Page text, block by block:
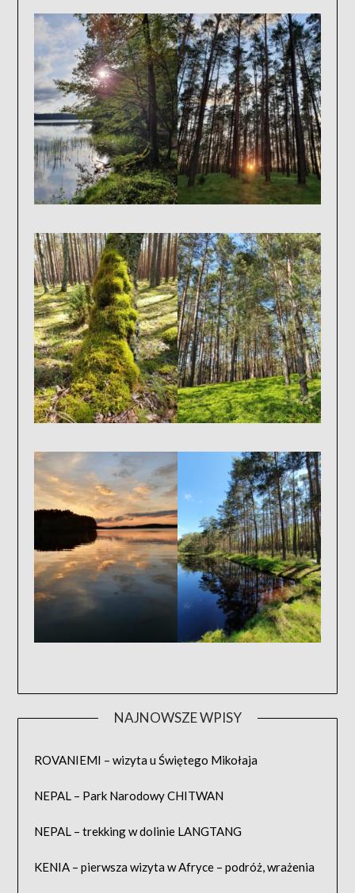
NAJNOWSZE WPISY
ROVANIEMI – wizyta u Świętego Mikołaja
NEPAL – Park Narodowy CHITWAN
NEPAL – trekking w dolinie LANGTANG
KENIA – pierwsza wizyta w Afryce – podróż, wrażenia